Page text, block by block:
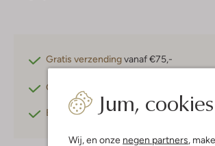
Jum,
Wij, en onze negen partners,
Gratis verzendingvanaf €75,-
Gratis retourneren
Betaal achterafmet Klarna